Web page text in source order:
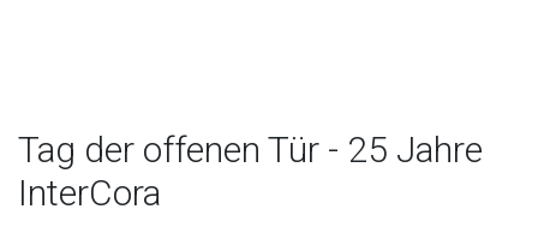
Tag der offenen Tür - 25 Jahre
InterCora